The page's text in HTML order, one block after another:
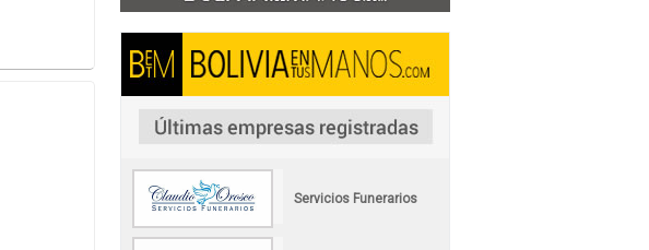
Servicios Funerarios